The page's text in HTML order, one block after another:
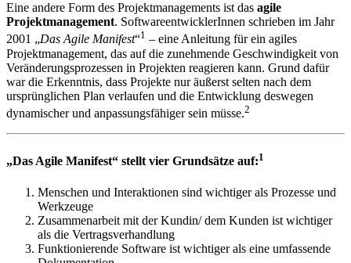
Eine andere Form des Projektmanagements ist das agile
Projektmanagement. SoftwareentwicklerInnen schrieben im Jahr
2001 „Das Agile Manifest“1 – eine Anleitung für ein agiles
Projektmanagement, das auf die zunehmende Geschwindigkeit von
Veränderungsprozessen in Projekten reagieren kann. Grund dafür
war die Erkenntnis, dass Projekte nur äußerst selten nach dem
ursprünglichen Plan verlaufen und die Entwicklung deswegen
dynamischer und anpassungsfähiger sein müsse.2
„Das Agile Manifest“ stellt vier Grundsätze auf:1
Menschen und Interaktionen sind wichtiger als Prozesse und
Werkzeuge
Zusammenarbeit mit der Kundin/ dem Kunden ist wichtiger
als die Vertragsverhandlung
Funktionierende Software ist wichtiger als eine umfassende